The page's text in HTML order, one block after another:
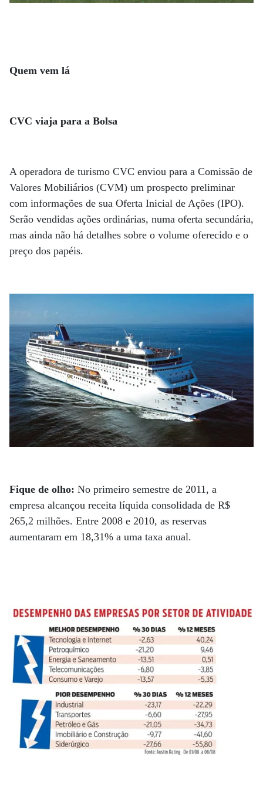
Quem vem lá
CVC viaja para a Bolsa
A operadora de turismo CVC enviou para a Comissão de
Valores Mobiliários (CVM) um prospecto preliminar
com informações de sua Oferta Inicial de Ações (IPO).
Serão vendidas ações ordinárias, numa oferta secundária,
mas ainda não há detalhes sobre o volume oferecido e o
preço dos papéis.
Fique de olho: No primeiro semestre de 2011, a
empresa alcançou receita líquida consolidada de R$
265,2 milhões. Entre 2008 e 2010, as reservas
aumentaram em 18,31% a uma taxa anual.